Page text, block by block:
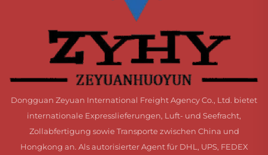
Dongguan Zeyuan International Freight Agency Co., Ltd. bietet
internationale Expresslieferungen, Luft- und Seefracht,
Zollabfertigung sowie Transporte zwischen China und
Hongkong an. Als autorisierter Agent für DHL, UPS, FEDEX